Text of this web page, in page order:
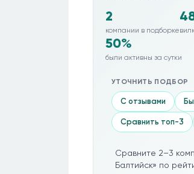
2
компании в подборке
50%
были активны за сутки
УТОЧНИТЬ ПОДБОР
С отзывами
Сравнить топ-3
Сравните 2–3
Балтийск» по